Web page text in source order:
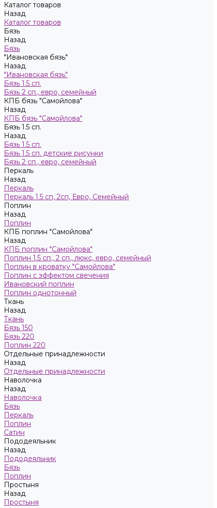
Каталог товаров
Назад
Каталог товаров
Бязь
Назад
Бязь
"Ивановская бязь"
Назад
"Ивановская бязь"
Бязь 1.5 сп.
Бязь 2 сп., евро, семейный
КПБ бязь "Самойлова"
Назад
КПБ бязь "Самойлова"
Бязь 1.5 сп.
Назад
Бязь 1.5 сп.
Бязь 1.5 сп. детские рисунки
Бязь 2 сп., евро, семейный
Пeркaль
Назад
Пeркaль
Перкаль 1.5 сп, 2сп, Евро, Семейный
Поплин
Назад
Поплин
КПБ поплин "Самойлова"
Назад
КПБ поплин "Самойлова"
Поплин 1.5 сп., 2 сп., люкс, евро, семейный
Поплин в кроватку "Самойлова"
Поплин с эффектом свечения
Ивановский поплин
Поплин однотонный
Ткань
Назад
Ткань
Бязь 150
Бязь 220
Поплин 220
Отдельные принадлежности
Назад
Отдельные принадлежности
Наволочка
Назад
Наволочка
Бязь
Перкаль
Поплин
Сатин
Пододеяльник
Назад
Пододеяльник
Бязь
Поплин
Простыня
Назад
Простыня